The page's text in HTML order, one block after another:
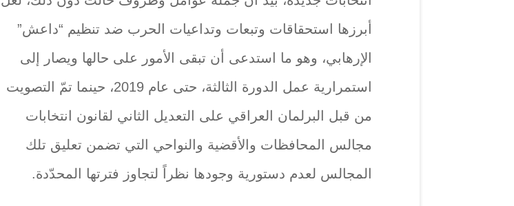
أبرزها استحقاقات وتبعات وتداعيات الحرب ضد تنظيم “داعش”
الإرهابي، وهو ما استدعى أن تبقى الأمور على حالها ويصار إلى
استمرارية عمل الدورة الثالثة، حتى عام 2019، حينما تمّ التصويت
من قبل البرلمان العراقي على التعديل الثاني لقانون انتخابات
مجالس المحافظات والأقضية والنواحي التي تضمن تعليق تلك
المجالس لعدم دستورية وجودها نظراً لتجاوز فترتها المحدّدة.